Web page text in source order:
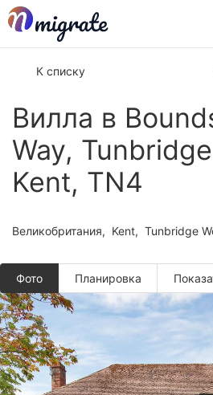
К списку
Вилла в
Way,
Kent, TN4
Великобритания Kent Tunbridge
Фото Планировкa